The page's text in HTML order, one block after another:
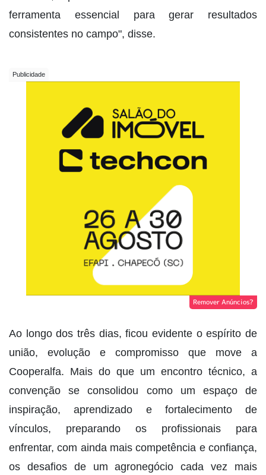
ferramenta essencial para gerar resultados
consistentes no campo", disse.
Remover Anúncios?
Ao longo dos três dias, ficou evidente o espírito de
união, evolução e compromisso que move a
Cooperalfa. Mais do que um encontro técnico, a
convenção se consolidou como um espaço de
inspiração, aprendizado e fortalecimento de
vínculos, preparando os profissionais para
enfrentar, com ainda mais competência e confiança,
os desafios de um agronegócio cada vez mais